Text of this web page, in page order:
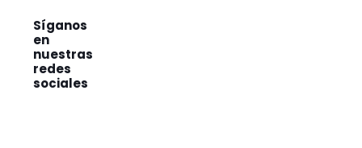
Síganos
en
nuestras
redes
sociales